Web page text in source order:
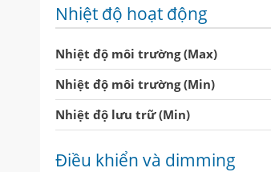
Nhiệt độ hoạt động
Nhiệt độ môi trường (Max)
Nhiệt độ môi trường (Min)
Nhiệt độ lưu trữ (Min)
Điều khiển và dimming